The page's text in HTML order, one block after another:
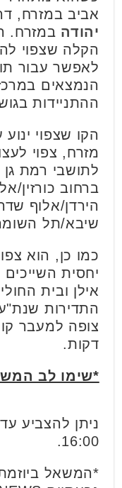
אביב במזרח,
יהודה במזרח.
לאפשר עבור
הנמצאים
ההתניידות
הקו שצפוי
מזרח, צפוי
לתושבי רמת גן
ברחוב כורזין/
הירדן/אלוף
שיבא/תל
כמו כן, הוא
יחסית
אילן ובית
התדירות שנת"ע
דקות.
*שימו לב המשאל
16:00.
*המשאל